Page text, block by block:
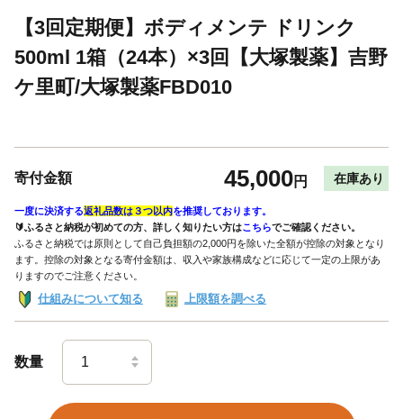
【3回定期便】ボディメンテ ドリンク
500ml 1箱（24本）×3回【大塚製薬】吉野
ケ里町/大塚製薬FBD010
寄付金額 45,000円 在庫あり
一度に決済する返礼品数は３つ以内を推奨しております。
🔰ふるさと納税が初めての方、詳しく知りたい方はこちらでご確認ください。
ふるさと納税では原則として自己負担額の2,000円を除いた全額が控除の対象となり
ます。控除の対象となる寄付金額は、収入や家族構成などに応じて一定の上限があ
りますのでご注意ください。
仕組みについて知る 上限額を調べる
数量